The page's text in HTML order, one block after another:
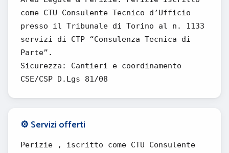
come CTU Consulente Tecnico d’Ufficio
presso il Tribunale di Torino al n. 1133
servizi di CTP “Consulenza Tecnica di
Parte”.
Sicurezza: Cantieri e coordinamento
CSE/CSP D.Lgs 81/08
⚙️ Servizi offerti
Perizie , iscritto come CTU Consulente